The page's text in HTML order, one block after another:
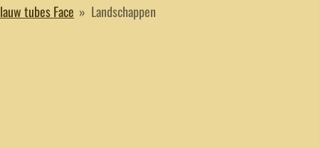
tubes Face » Landschappen